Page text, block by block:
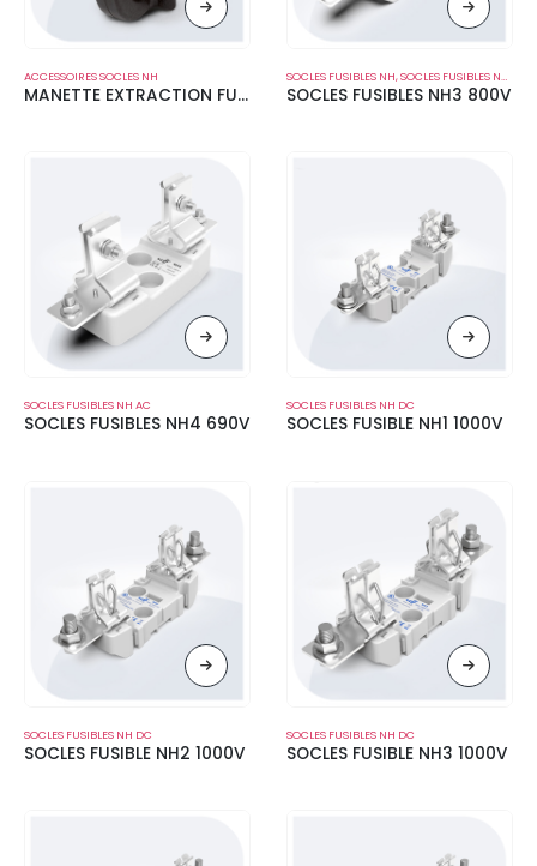
ACCESSOIRES SOCLES NH
MANETTE EXTRACTION FUSIBLE NH 1000V
SOCLES FUSIBLES NH,SOCLES FUSIBLES NH AC
SOCLES FUSIBLES NH3 800V
SOCLES FUSIBLES NH AC
SOCLES FUSIBLES NH4 690V
SOCLES FUSIBLES NH DC
SOCLES FUSIBLE NH1 1000V
SOCLES FUSIBLES NH DC
SOCLES FUSIBLE NH2 1000V
SOCLES FUSIBLES NH DC
SOCLES FUSIBLE NH3 1000V